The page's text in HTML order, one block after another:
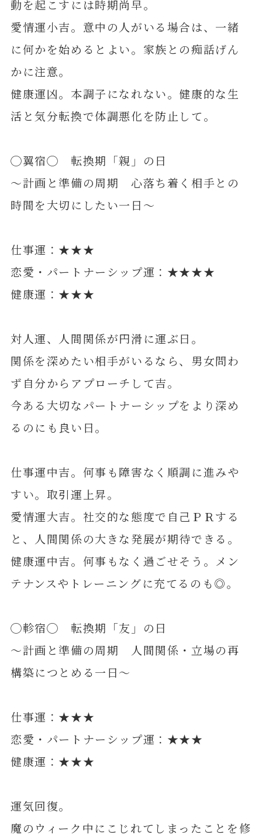
動を起こすには時期尚早。
愛情運小吉。意中の人がいる場合は、一緒
に何かを始めるとよい。家族との痴話げん
かに注意。
健康運凶。本調子になれない。健康的な生
活と気分転換で体調悪化を防止して。
◯翼宿◯ 転換期「親」の日
～計画と準備の周期 心落ち着く相手との
時間を大切にしたい一日～
仕事運：★★★
恋愛・パートナーシップ運：★★★★
健康運：★★★
対人運、人間関係が円滑に運ぶ日。
関係を深めたい相手がいるなら、男女問わ
ず自分からアプローチして吉。
今ある大切なパートナーシップをより深め
るのにも良い日。
仕事運中吉。何事も障害なく順調に進みや
すい。取引運上昇。
愛情運大吉。社交的な態度で自己ＰＲする
と、人間関係の大きな発展が期待できる。
健康運中吉。何事もなく過ごせそう。メン
テナンスやトレーニングに充てるのも◎。
◯軫宿◯ 転換期「友」の日
～計画と準備の周期 人間関係・立場の再
構築につとめる一日～
仕事運：★★★
恋愛・パートナーシップ運：★★★
健康運：★★★
運気回復。
魔のウィーク中にこじれてしまったことを修